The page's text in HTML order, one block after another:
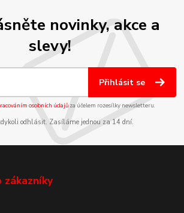
novinky, akce a
slevy!
Přihlásit se
osobních údajůza účelem rozesílky newsletteru.
odhlásit. Zasíláme jednou za 14 dní.